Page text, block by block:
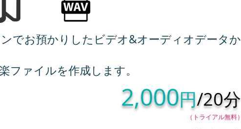
でお預かりしたビデオ&オーディオデータか
ファイルを作成します。
2,000円/20分
（トライアル無料）